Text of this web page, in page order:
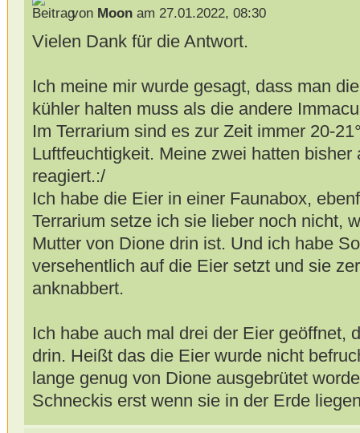
von Moonam 27.01.2022, 08:30
Vielen Dank für die Antwort.
Ich meine mir wurde gesagt, dass man
kühler halten muss als die andere
Im Terrarium sind es zur Zeit immer 20-
Luftfeuchtigkeit. Meine zwei hatten
reagiert.:/
Ich habe die Eier in einer Faunabox,
Terrarium setze ich sie lieber noch nicht,
Mutter von Dione drin ist. Und ich habe
versehentlich auf die Eier setzt und sie
anknabbert.
Ich habe auch mal drei der Eier geöffnet,
drin. Heißt das die Eier wurde nicht
lange genug von Dione ausgebrütet
Schneckis erst wenn sie in der Erde